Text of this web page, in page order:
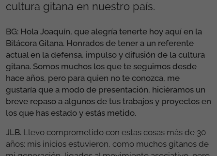
cultura gitana en nuestro país.
BG: Hola Joaquín, que alegría tenerte hoy aquí en la
Bitácora Gitana. Honrados de tener a un referente
actual en la defensa, impulso y difusión de la cultura
gitana. Somos muchos los que te seguimos desde
hace años, pero para quien no te conozca, me
gustaría que a modo de presentación, hiciéramos un
breve repaso a algunos de tus trabajos y proyectos en
los que has estado y estás metido.
JLB. Llevo comprometido con estas cosas más de 30
años; mis inicios estuvieron, como muchos gitanos de